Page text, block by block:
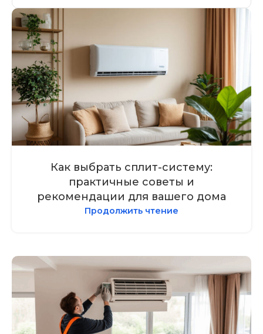
Как выбрать сплит-систему:
практичные советы и
рекомендации для вашего дома
Продолжить чтение